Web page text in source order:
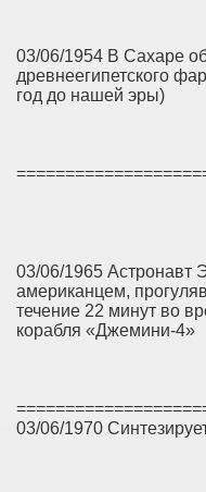
03/06/1954 В Сахаре
древнеегипетского
год до нашей эры)
03/06/1965 Астронавт
американцем,
течение 22 минут во
корабля «Джемини-4»
03/06/1970